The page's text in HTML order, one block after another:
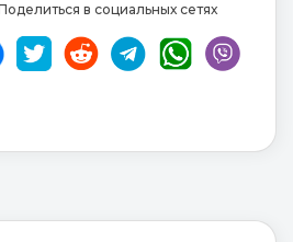
в социальных сетях